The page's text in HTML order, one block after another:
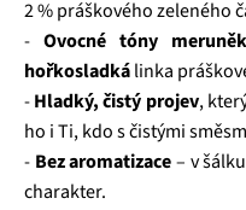
2 % práškového zeleného
- Ovocné tóny meruněk
hořkosladkálinka
-Hladký, čistý projev,
ho i Ti, kdo s čistými
- Bez aromatizace– v
charakter.